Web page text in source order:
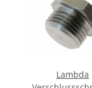
Lambda